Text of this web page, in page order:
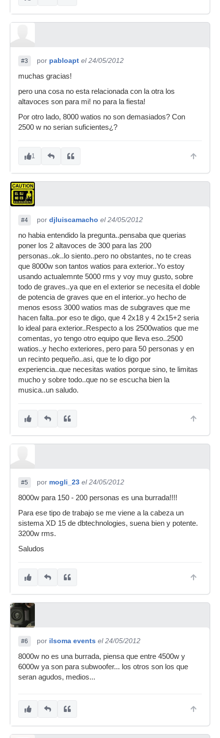
#3 por pabloapt el 24/05/2012
muchas gracias!
pero una cosa no esta relacionada con la otra los
altavoces son para mi! no para la fiesta!
Por otro lado, 8000 watios no son demasiados? Con
2500 w no serian suficientes¿?
1
#4 por djluiscamacho el 24/05/2012
no habia entendido la pregunta..pensaba que querias
poner los 2 altavoces de 300 para las 200
personas..ok..lo siento..pero no obstantes, no te creas
que 8000w son tantos watios para exterior..Yo estoy
usando actualemnte 5000 rms y voy muy gusto, sobre
todo de graves..ya que en el exterior se necesita el doble
de potencia de graves que en el interior..yo hecho de
menos esoss 3000 watios mas de subgraves que me
hacen falta..por eso te digo, que 4 2x18 y 4 2x15+2 seria
lo ideal para exterior..Respecto a los 2500watios que me
comentas, yo tengo otro equipo que lleva eso..2500
watios..y hecho exteriores, pero para 50 personas y en
un recinto pequeño..asi, que te lo digo por
experiencia..que necesitas watios porque sino, te limitas
mucho y sobre todo..que no se escucha bien la
musica..un saludo.
#5 por mogli_23 el 24/05/2012
8000w para 150 - 200 personas es una burrada!!!!
Para ese tipo de trabajo se me viene a la cabeza un
sistema XD 15 de dbtechnologies, suena bien y potente.
3200w rms.
Saludos
#6 por ilsoma events el 24/05/2012
8000w no es una burrada, piensa que entre 4500w y
6000w ya son para subwoofer... los otros son los que
seran agudos, medios...